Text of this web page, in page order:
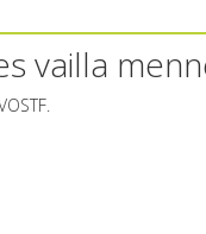
vailla
.